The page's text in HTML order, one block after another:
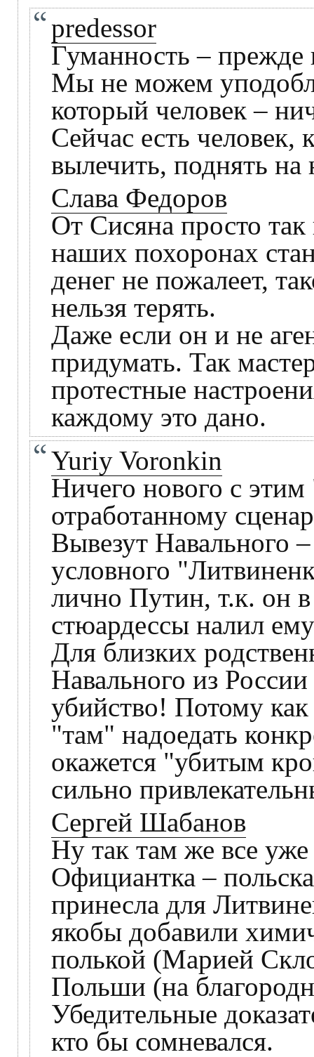
predessor
Гуманность – прежде
Мы не можем
который человек –
Сейчас есть человек,
вылечить, поднять на
Слава Федоров
От Сисяна просто
наших похоронах
денег не пожалеет,
нельзя терять.
Даже если он и не
придумать. Так
протестные
каждому это дано.
Yuriy Voronkin
Ничего нового с
отработанному
Вывезут Навального
условного
лично Путин, т.к. он
стюардессы налил
Для близких
Навального из
убийство! Потому
"там" надоедать
окажется "убитым
сильно
Сергей Шабанов
Ну так там же все
Официантка –
принесла для
якобы добавили
полькой (Марией
Польши (на
Убедительные
кто бы сомневался.